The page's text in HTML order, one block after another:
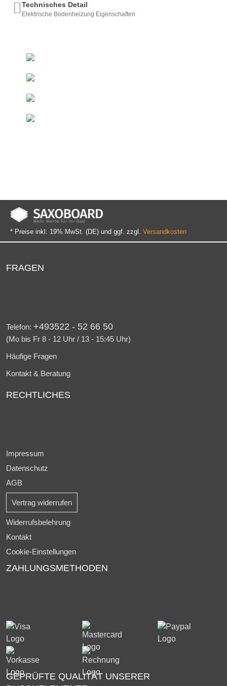
Technisches Detail
Elektrische Bodenheizung Eigenschaften
* Preise inkl. 19% MwSt. (DE) und ggf. zzgl. Versandkosten
FRAGEN
Telefon: +493522 - 52 66 50
(Mo bis Fr 8 - 12 Uhr / 13 - 15:45 Uhr)
Häufige Fragen
Kontakt & Beratung
RECHTLICHES
Impressum
Datenschutz
AGB
Vertrag widerrufen
Widerrufsbelehrung
Kontakt
Cookie-Einstellungen
ZAHLUNGSMETHODEN
GEPRÜFTE QUALITÄT UNSERER